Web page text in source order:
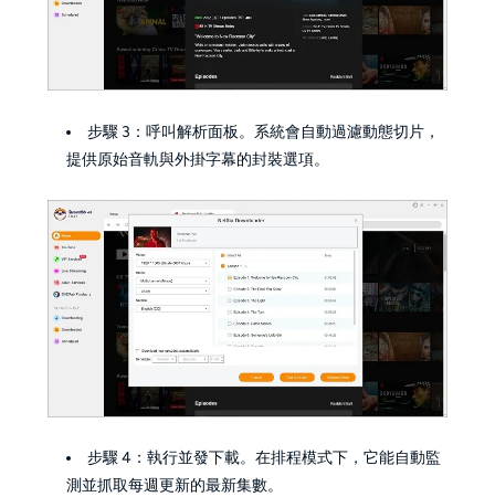
步驟 3：呼叫解析面板。系統會自動過濾動態切片，
提供原始音軌與外掛字幕的封裝選項。
步驟 4：執行並發下載。在排程模式下，它能自動監
測並抓取每週更新的最新集數。